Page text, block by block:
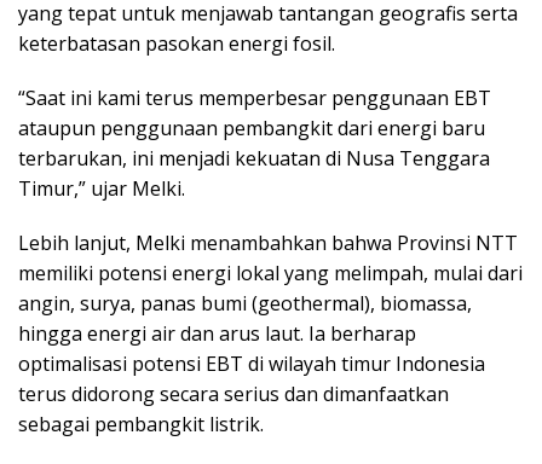
yang tepat untuk menjawab tantangan geografis serta
keterbatasan pasokan energi fosil.
“Saat ini kami terus memperbesar penggunaan EBT
ataupun penggunaan pembangkit dari energi baru
terbarukan, ini menjadi kekuatan di Nusa Tenggara
Timur,” ujar Melki.
Lebih lanjut, Melki menambahkan bahwa Provinsi NTT
memiliki potensi energi lokal yang melimpah, mulai dari
angin, surya, panas bumi (geothermal), biomassa,
hingga energi air dan arus laut. Ia berharap
optimalisasi potensi EBT di wilayah timur Indonesia
terus didorong secara serius dan dimanfaatkan
sebagai pembangkit listrik.